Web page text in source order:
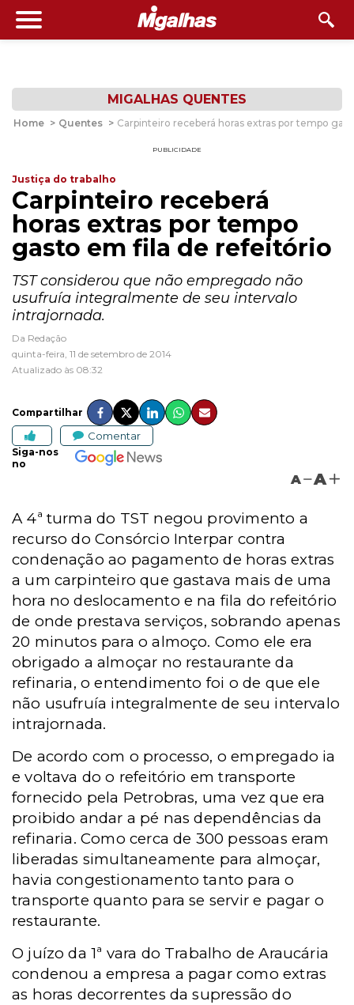
MIGALHAS QUENTES
Home > Quentes > Carpinteiro receberá horas extras por tempo
PUBLICIDADE
Justiça do trabalho
Carpinteiro receberá
horas extras por tempo
gasto em fila de refeitório
TST considerou que não empregado não
usufruía integralmente de seu intervalo
intrajornada.
Da Redação
quinta-feira, 11 de setembro de 2014
Atualizado às 08:32
Compartilhar
Comentar
Siga-nos
no
A A
A 4ª turma do TST negou provimento a
recurso do Consórcio Interpar contra
condenação ao pagamento de horas extras
a um carpinteiro que gastava mais de uma
hora no deslocamento e na fila do refeitório
de onde prestava serviços, sobrando apenas
20 minutos para o almoço. Como ele era
obrigado a almoçar no restaurante da
refinaria, o entendimento foi o de que ele
não usufruía integralmente de seu intervalo
intrajornada.
De acordo com o processo, o empregado ia
e voltava do o refeitório em transporte
fornecido pela Petrobras, uma vez que era
proibido andar a pé nas dependências da
refinaria. Como cerca de 300 pessoas eram
liberadas simultaneamente para almoçar,
havia congestionamento tanto para o
transporte quanto para se servir e pagar o
restaurante.
O juízo da 1ª vara do Trabalho de Araucária
condenou a empresa a pagar como extras
as horas decorrentes da supressão do